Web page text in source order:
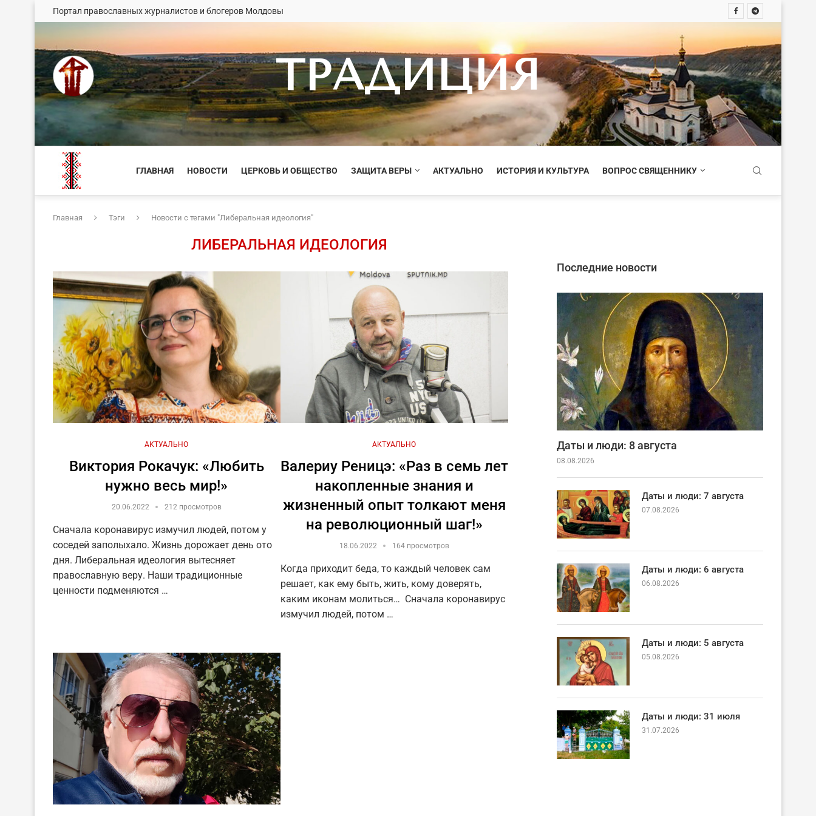
Портал православных журналистов и блогеров Молдовы
ТРАДИЦИЯ
ГЛАВНАЯ НОВОСТИ ЦЕРКОВЬ И ОБЩЕСТВО ЗАЩИТА ВЕРЫ АКТУАЛЬНО ИСТОРИЯ И КУЛЬТУРА ВОПРОС СВЯЩЕННИКУ
Главная Тэги Новости с тегами "Либеральная идеология"
ЛИБЕРАЛЬНАЯ ИДЕОЛОГИЯ
АКТУАЛЬНО
Виктория Рокачук: «Любить
нужно весь мир!»
20.06.2022 212 просмотров
Сначала коронавирус измучил людей, потом у
соседей заполыхало. Жизнь дорожает день ото
дня. Либеральная идеология вытесняет
православную веру. Наши традиционные
ценности подменяются …
АКТУАЛЬНО
Валериу Реницэ: «Раз в семь лет
накопленные знания и
жизненный опыт толкают меня
на революционный шаг!»
18.06.2022 164 просмотров
Когда приходит беда, то каждый человек сам
решает, как ему быть, жить, кому доверять,
каким иконам молиться… Сначала коронавирус
измучил людей, потом …
Последние новости
Даты и люди: 8 августа
08.08.2026
Даты и люди: 7 августа
07.08.2026
Даты и люди: 6 августа
06.08.2026
Даты и люди: 5 августа
05.08.2026
Даты и люди: 31 июля
31.07.2026